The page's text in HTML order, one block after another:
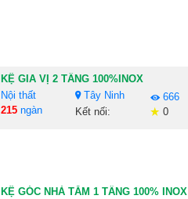
KỆ GIA VỊ 2 TẦNG 100%INOX
Nội thất
Tây Ninh
666
215 ngàn Kết nối: 0
KỆ GÓC NHÀ TẮM 1 TẦNG 100% INOX